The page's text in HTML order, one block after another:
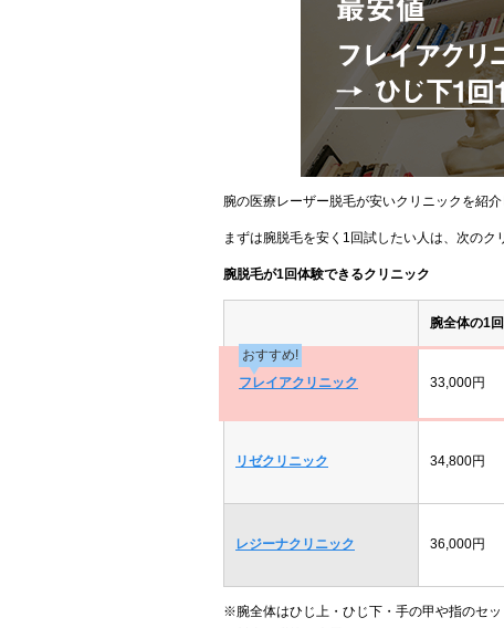
腕の医療レーザー脱毛が安いクリニックを紹介
まずは腕脱毛を安く1回試したい人は、次のク
腕脱毛が1回体験できるクリニック
腕全体の1
おすすめ!
フレイアクリニック
33,000円
リゼクリニック 34,800円
レジーナクリニック 36,000円
※腕全体はひじ上・ひじ下・手の甲や指のセッ